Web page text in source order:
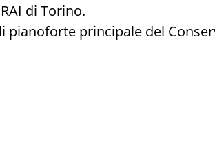
di Torino.
principale del